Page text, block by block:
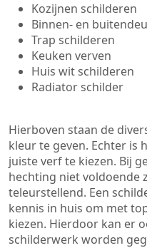
Kozijnen schilderen
Binnen- en
Trap schilderen
Keuken verven
Huis wit schilderen
Radiator schilder
Hierboven staan de
kleur te geven. Echter is
juiste verf te kiezen. Bij
hechting niet voldoende
teleurstellend. Een
kennis in huis om met
kiezen. Hierdoor kan er
schilderwerk worden